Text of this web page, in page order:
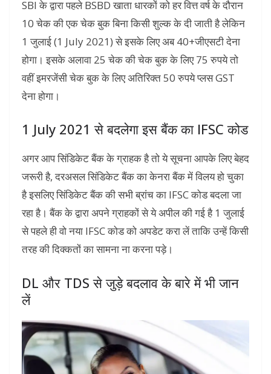
SBI के द्वारा पहले BSBD खाता धारकों को हर वित्त वर्ष के दौरान
10 चेक की एक चेक बुक बिना किसी शुल्क के दी जाती है लेकिन
1 जुलाई (1 July 2021) से इसके लिए अब 40+जीएसटी देना
होगा। इसके अलावा 25 चेक की चेक बुक के लिए 75 रुपये तो
वहीं इमरजेंसी चेक बुक के लिए अतिरिक्त 50 रुपये प्लस GST
देना होगा।
1 July 2021 से बदलेगा इस बैंक का IFSC कोड
अगर आप सिंडिकेट बैंक के ग्राहक है तो ये सूचना आपके लिए बेहद
जरूरी है, दरअसल सिंडिकेट बैंक का केनरा बैंक में विलय हो चुका
है इसलिए सिंडिकेट बैंक की सभी ब्रांच का IFSC कोड बदला जा
रहा है। बैंक के द्वारा अपने ग्राहकों से ये अपील की गई है 1 जुलाई
से पहले ही वो नया IFSC कोड को अपडेट करा लें ताकि उन्हें किसी
तरह की दिक्कतों का सामना ना करना पड़े।
DL और TDS से जुड़े बदलाव के बारे में भी जान
लें